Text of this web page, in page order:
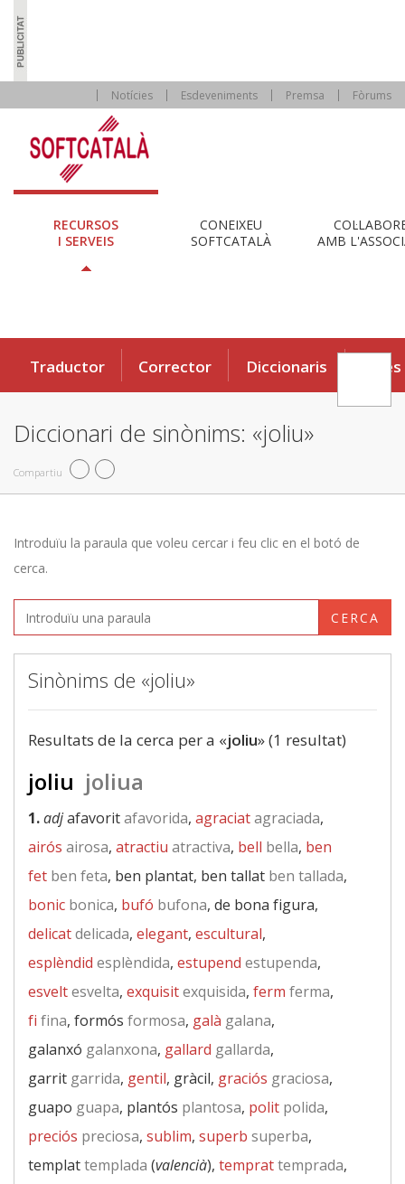
Notícies Esdeveniments Premsa Fòrums
RECURSOS
I SERVEIS
CONEIXEU
SOFTCATALÀ
AMB
Traductor Corrector Diccionaris Eines
Diccionari de sinònims: «joliu»
Compartiu
Introduïu la paraula que voleu cercar i feu clic en el botó de
cerca.
CERCA
Sinònims de «joliu»
Resultats de la cerca per a «joliu» (1 resultat)
joliu joliua
1.adjafavoritafavorida, agraciatagraciada,
airós airosa, atractiu atractiva, bell bella, ben
fet ben feta, ben plantat, ben tallat ben tallada,
bonic bonica, bufó bufona, de bona figura,
delicatdelicada, elegant, escultural,
esplèndid esplèndida, estupend estupenda,
esveltesvelta, exquisitexquisida, ferm ferma,
fi fina, formós formosa, galà galana,
galanxó galanxona, gallard gallarda,
garrit garrida, gentil, gràcil, graciós graciosa,
guapo guapa, plantós plantosa, polit polida,
preciós preciosa, sublim, superb superba,
templattemplada (valencià), temprattemprada,